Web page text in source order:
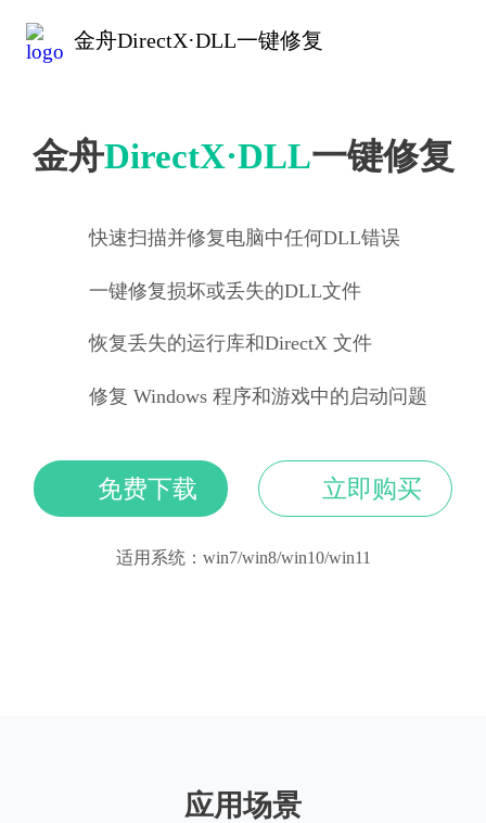
金舟DirectX·DLL一键修复
金舟DirectX·DLL一键修复
快速扫描并修复电脑中任何DLL错误
一键修复损坏或丢失的DLL文件
恢复丢失的运行库和DirectX 文件
修复 Windows 程序和游戏中的启动问题
免费下载 立即购买
适用系统：win7/win8/win10/win11
应用场景